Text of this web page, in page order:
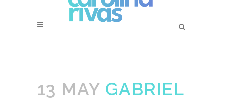
13 MAY GABRIEL